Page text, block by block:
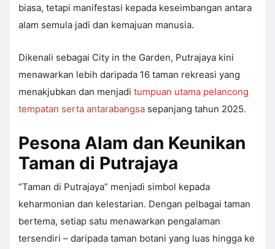
biasa, tetapi manifestasi kepada keseimbangan antara
alam semula jadi dan kemajuan manusia.
Dikenali sebagai City in the Garden, Putrajaya kini
menawarkan lebih daripada 16 taman rekreasi yang
menakjubkan dan menjadi tumpuan utama pelancong
tempatan serta antarabangsa sepanjang tahun 2025.
Pesona Alam dan Keunikan
Taman di Putrajaya
“Taman di Putrajaya” menjadi simbol kepada
keharmonian dan kelestarian. Dengan pelbagai taman
bertema, setiap satu menawarkan pengalaman
tersendiri – daripada taman botani yang luas hingga ke